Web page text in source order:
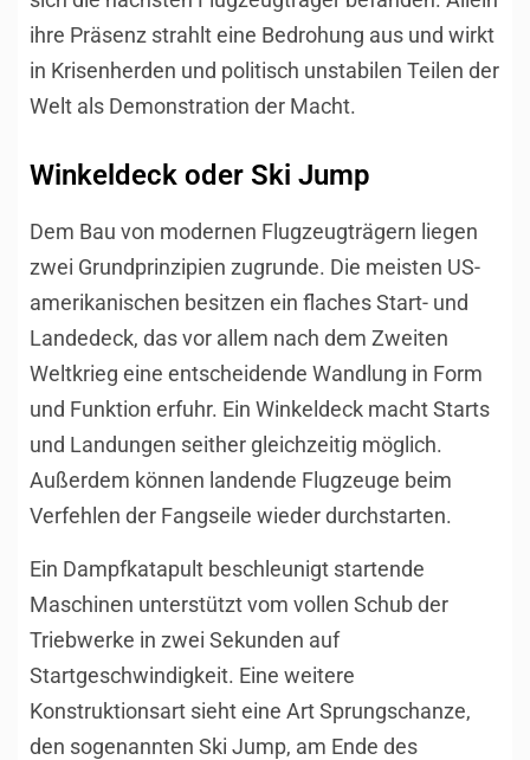
ihre Präsenz strahlt eine Bedrohung aus und wirkt
in Krisenherden und politisch unstabilen Teilen der
Welt als Demonstration der Macht.
Winkeldeck oder Ski Jump
Dem Bau von modernen Flugzeugträgern liegen
zwei Grundprinzipien zugrunde. Die meisten US-
amerikanischen besitzen ein flaches Start- und
Landedeck, das vor allem nach dem Zweiten
Weltkrieg eine entscheidende Wandlung in Form
und Funktion erfuhr. Ein Winkeldeck macht Starts
und Landungen seither gleichzeitig möglich.
Außerdem können landende Flugzeuge beim
Verfehlen der Fangseile wieder durchstarten.
Ein Dampfkatapult beschleunigt startende
Maschinen unterstützt vom vollen Schub der
Triebwerke in zwei Sekunden auf
Startgeschwindigkeit. Eine weitere
Konstruktionsart sieht eine Art Sprungschanze,
den sogenannten Ski Jump, am Ende des